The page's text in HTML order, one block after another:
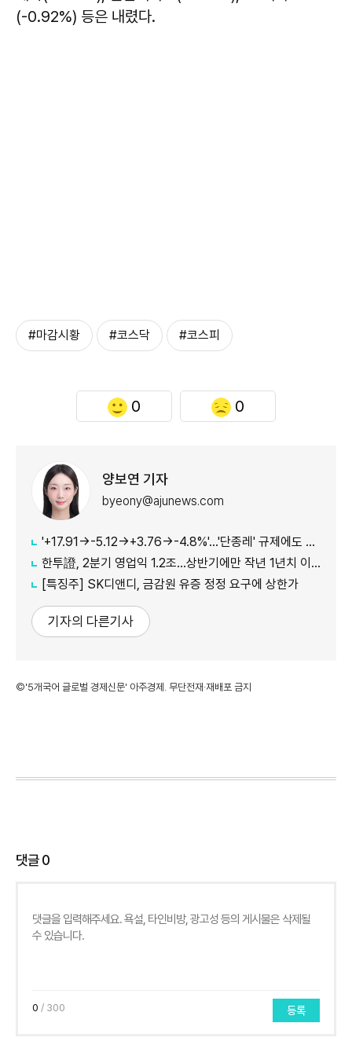
(-0.92%) 등은 내렸다.
#마감시황 #코스닥 #코스피
0 0
양보연 기자
byeony@ajunews.com
'+17.91→-5.12→+3.76→-4.8%'…'단종레' 규제에도 여전히 롤러코스터 타는 코스피
한투證, 2분기 영업익 1.2조…상반기에만 작년 1년치 이익만큼 벌었다
[특징주] SK디앤디, 금감원 유증 정정 요구에 상한가
기자의 다른기사
©'5개국어 글로벌 경제신문' 아주경제. 무단전재·재배포 금지
댓글0
0 / 300 등록